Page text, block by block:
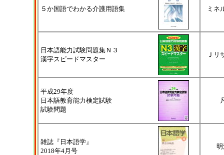
５か国語でわかる介護用語集 ミネ
日本語能力試験問題集Ｎ３
漢字スピードマスター
Ｊリ
平成29年度
日本語教育能力検定試験
試験問題
雑誌『日本語学』
2018年4月号